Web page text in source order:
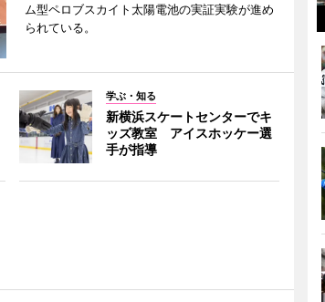
ム型ペロブスカイト太陽電池の実証実験が進め
られている。
学ぶ・知る
新横浜スケートセンターでキ
ッズ教室 アイスホッケー選
手が指導